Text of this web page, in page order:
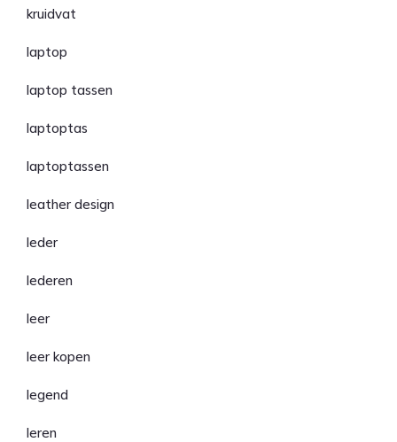
kruidvat
laptop
laptop tassen
laptoptas
laptoptassen
leather design
leder
lederen
leer
leer kopen
legend
leren